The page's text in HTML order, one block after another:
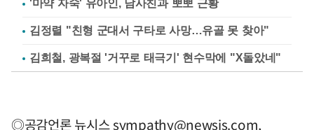
'마약 자숙' 유아인, 남사친과 뽀뽀 근황
김정렬 "친형 군대서 구타로 사망…유골 못 찾아"
김희철, 광복절 '거꾸로 태극기' 현수막에 "X돌았네"
◎공감언론 뉴시스sympathy@newsis.com,